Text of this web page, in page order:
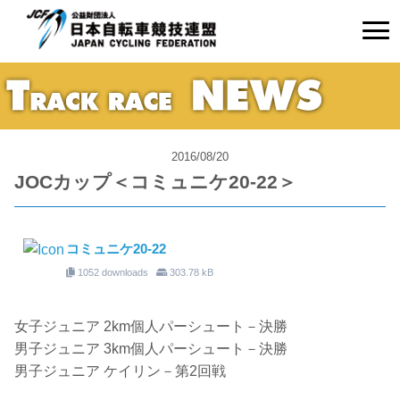
2016/08/20
JOCカップ＜コミュニケ20-22＞
コミュニケ20-22
1052 downloads 303.78 kB
女子ジュニア 2km個人パーシュート－決勝
男子ジュニア 3km個人パーシュート－決勝
男子ジュニア ケイリン－第2回戦